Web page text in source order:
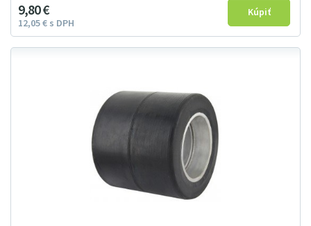
9 80€
12 05€ s DPH